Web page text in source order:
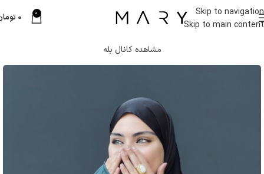
Skip to navigation
Skip to main content
0
0
مشاهده کانال بله